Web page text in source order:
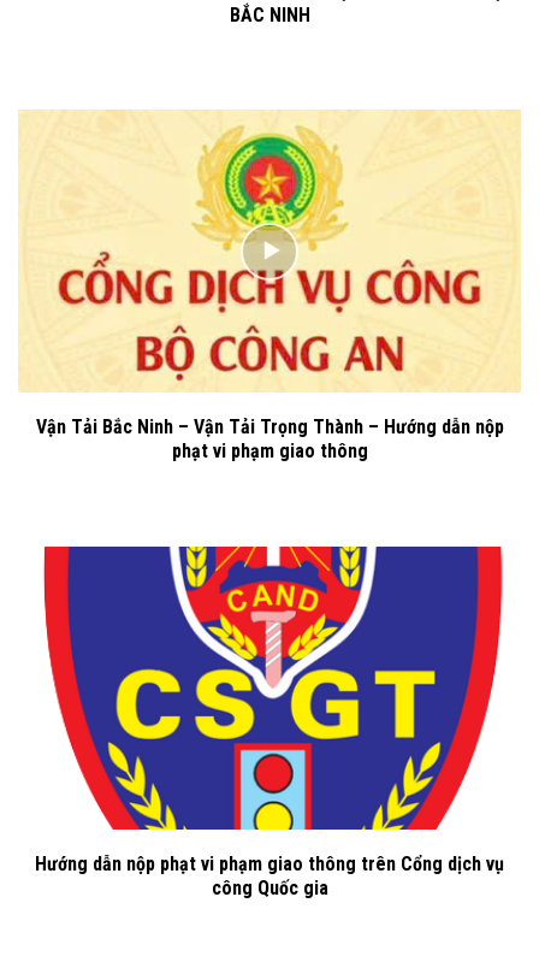
BẮC NINH
Vận Tải Bắc Ninh – Vận Tải Trọng Thành – Hướng dẫn nộp
phạt vi phạm giao thông
Hướng dẫn nộp phạt vi phạm giao thông trên Cổng dịch vụ
công Quốc gia